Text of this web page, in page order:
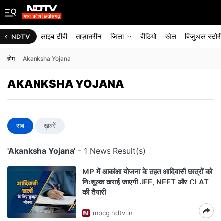
NDTV लाइव टीवी ताज़ातरीन जिला वीडियो खेल विज़ुअल
होम Akanksha Yojana
AKANKSHA YOJANA
सब ख़बरें
'Akanksha Yojana' - 1 News Result(s)
MP में आकांक्षा योजना के तहत आदिवासी छात्रों को
निःशुल्क कराई जाएगी JEE, NEET और CLAT
की तैयारी
mpcg.ndtv.in